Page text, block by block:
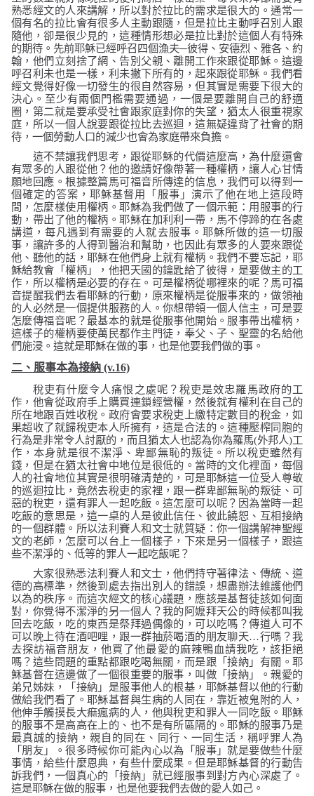
熟悉經文的人來講解，所以對於拉比的需求是很大的。通常一
個有名的拉比會有很多人主動跟隨，但是拉比主動呼召別人跟
隨他，卻是很少見的，這種情形想必是拉比對於這個人有特殊
的期待。先前耶穌已經呼召四個漁夫─彼得、安德烈、雅各、約
翰，他們立刻捨了網、告別父親、離開工作來跟從耶穌。這邊
呼召利未也是一樣，利未撇下所有的，起來跟從耶穌。我們看
經文覺得好像一切發生的很自然容易，但其實是需要下很大的
決心。至少有兩個門檻需要通過，一個是要離開自己的舒適
圈，第二就是要承受社會跟家庭對你的失望，猶太人很重視家
庭，所以一個人說要跟從拉比去巡迴，這無疑違背了社會的期
待，一個勞動人口的減少也會為家庭帶來負擔。
這不禁讓我們思考，跟從耶穌的代價這麼高，為什麼還會
有眾多的人跟從他？他的邀請好像帶著一種權柄，讓人心甘情
願地回應。根據整篇馬可福音所傳達的信息，我們可以得到一
個確定的答案，耶穌基督用「服事」演示了他在地上這段時
間，怎麼樣使用權柄。耶穌為我們做了一個示範：用服事的行
動，帶出了他的權柄。耶穌在加利利一帶，馬不停蹄的在各處
講道，每凡遇到有需要的人就去服事。耶穌所做的這一切服
事，讓許多的人得到醫治和幫助，也因此有眾多的人要來跟從
他、聽他的話，耶穌在他們身上就有權柄。我們不要忘記，耶
穌給教會「權柄」，他把天國的鑰匙給了彼得，是要做主的工
作，所以權柄是必要的存在。可是權柄從哪裡來的呢？馬可福
音提醒我們去看耶穌的行動，原來權柄是從服事來的，做領袖
的人必然是一個提供服務的人。你想帶領一個人信主，可是要
怎麼傳福音呢？最基本的就是從服事他開始。服事帶出權柄，
這樣子的權柄要使萬民都作主門徒，奉父、子、聖靈的名給他
們施浸。這就是耶穌在做的事，也是他要我們做的事。
二、服事本為接納 (v.16)
稅吏有什麼令人痛恨之處呢？稅吏是效忠羅馬政府的工
作，他會從政府手上購買連鎖經營權，然後就有權利在自己的
所在地跟百姓收稅。政府會要求稅吏上繳特定數目的稅金，如
果超收了就歸稅吏本人所擁有，這是合法的。這種壓榨同胞的
行為是非常令人討厭的，而且猶太人也認為你為羅馬(外邦人)工
作，本身就是很不潔淨、卑鄙無恥的叛徒。所以稅吏雖然有
錢，但是在猶太社會中地位是很低的。當時的文化裡面，每個
人的社會地位其實是很明確清楚的，可是耶穌這一位受人尊敬
的巡迴拉比，竟然去稅吏的家裡，跟一群卑鄙無恥的叛徒、可
惡的稅吏，還有罪人一起吃飯。這怎麼可以呢？因為當時一起
吃飯的意思是，這一桌的人是彼此信任、彼此饒恕、互相接納
的一個群體。所以法利賽人和文士就質疑：你一個講解神聖經
文的老師，怎麼可以台上一個樣子，下來是另一個樣子，跟這
些不潔淨的、低等的罪人一起吃飯呢？
大家很熟悉法利賽人和文士，他們持守著律法、傳統、道
德的高標準，然後到處去指出別人的錯誤，想盡辦法維護他們
以為的秩序。而這次經文的核心議題，應該是基督徒該如何面
對，你覺得不潔淨的另一個人？我的阿嬤拜天公的時候都叫我
回去吃飯，吃的東西是祭拜過偶像的，可以吃嗎？傳道人可不
可以晚上待在酒吧哩，跟一群抽菸喝酒的朋友聊天…行嗎？我
去探訪福音朋友，他買了他最愛的麻辣鴨血請我吃，該拒絕
嗎？這些問題的重點都跟吃喝無關，而是跟「接納」有關。耶
穌基督在這邊做了一個很重要的服事，叫做「接納」。親愛的
弟兄姊妹，「接納」是服事他人的根基，耶穌基督以他的行動
做給我們看了。耶穌基督與生病的人同在，靠近被鬼附的人，
他伸手觸摸長大痲瘋病的人，他與稅吏和罪人一同吃飯。耶穌
的服事不是高高在上的、也不是有所區隔的。耶穌的服事乃是
最真誠的接納，親自的同在、同行、一同生活，稱呼罪人為
「朋友」。很多時候你可能內心以為「服事」就是要做些什麼
事情，給些什麼恩典，有些什麼成果。但是耶穌基督的行動告
訴我們，一個真心的「接納」就已經服事到對方內心深處了。
這是耶穌在做的服事，也是他要我們去做的愛人如己。